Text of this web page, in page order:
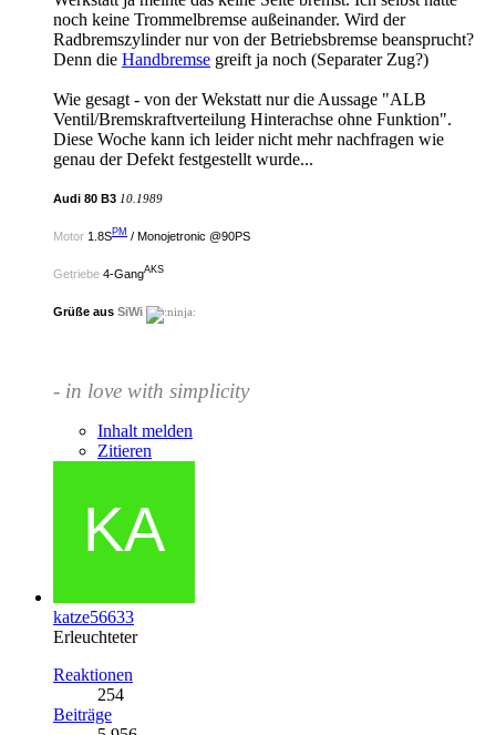
noch keine Trommelbremse außeinander. Wird der
Radbremszylinder nur von der Betriebsbremse beansprucht?
Denn die Handbremse greift ja noch (Separater Zug?)
Wie gesagt - von der Wekstatt nur die Aussage "ALB
Ventil/Bremskraftverteilung Hinterachse ohne Funktion".
Diese Woche kann ich leider nicht mehr nachfragen wie
genau der Defekt festgestellt wurde...
Audi 80 B3 10.1989
Motor 1.8SPM / Monojetronic @90PS
Getriebe 4-GangAKS
Grüße aus SiWi
- in love with simplicity
Inhalt melden
Zitieren
katze56633
Erleuchteter
Reaktionen
254
Beiträge